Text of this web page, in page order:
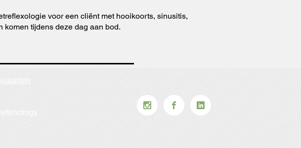
voor een cliënt met hooikoorts, sinusitis,
komen tijdens deze dag aan bod.